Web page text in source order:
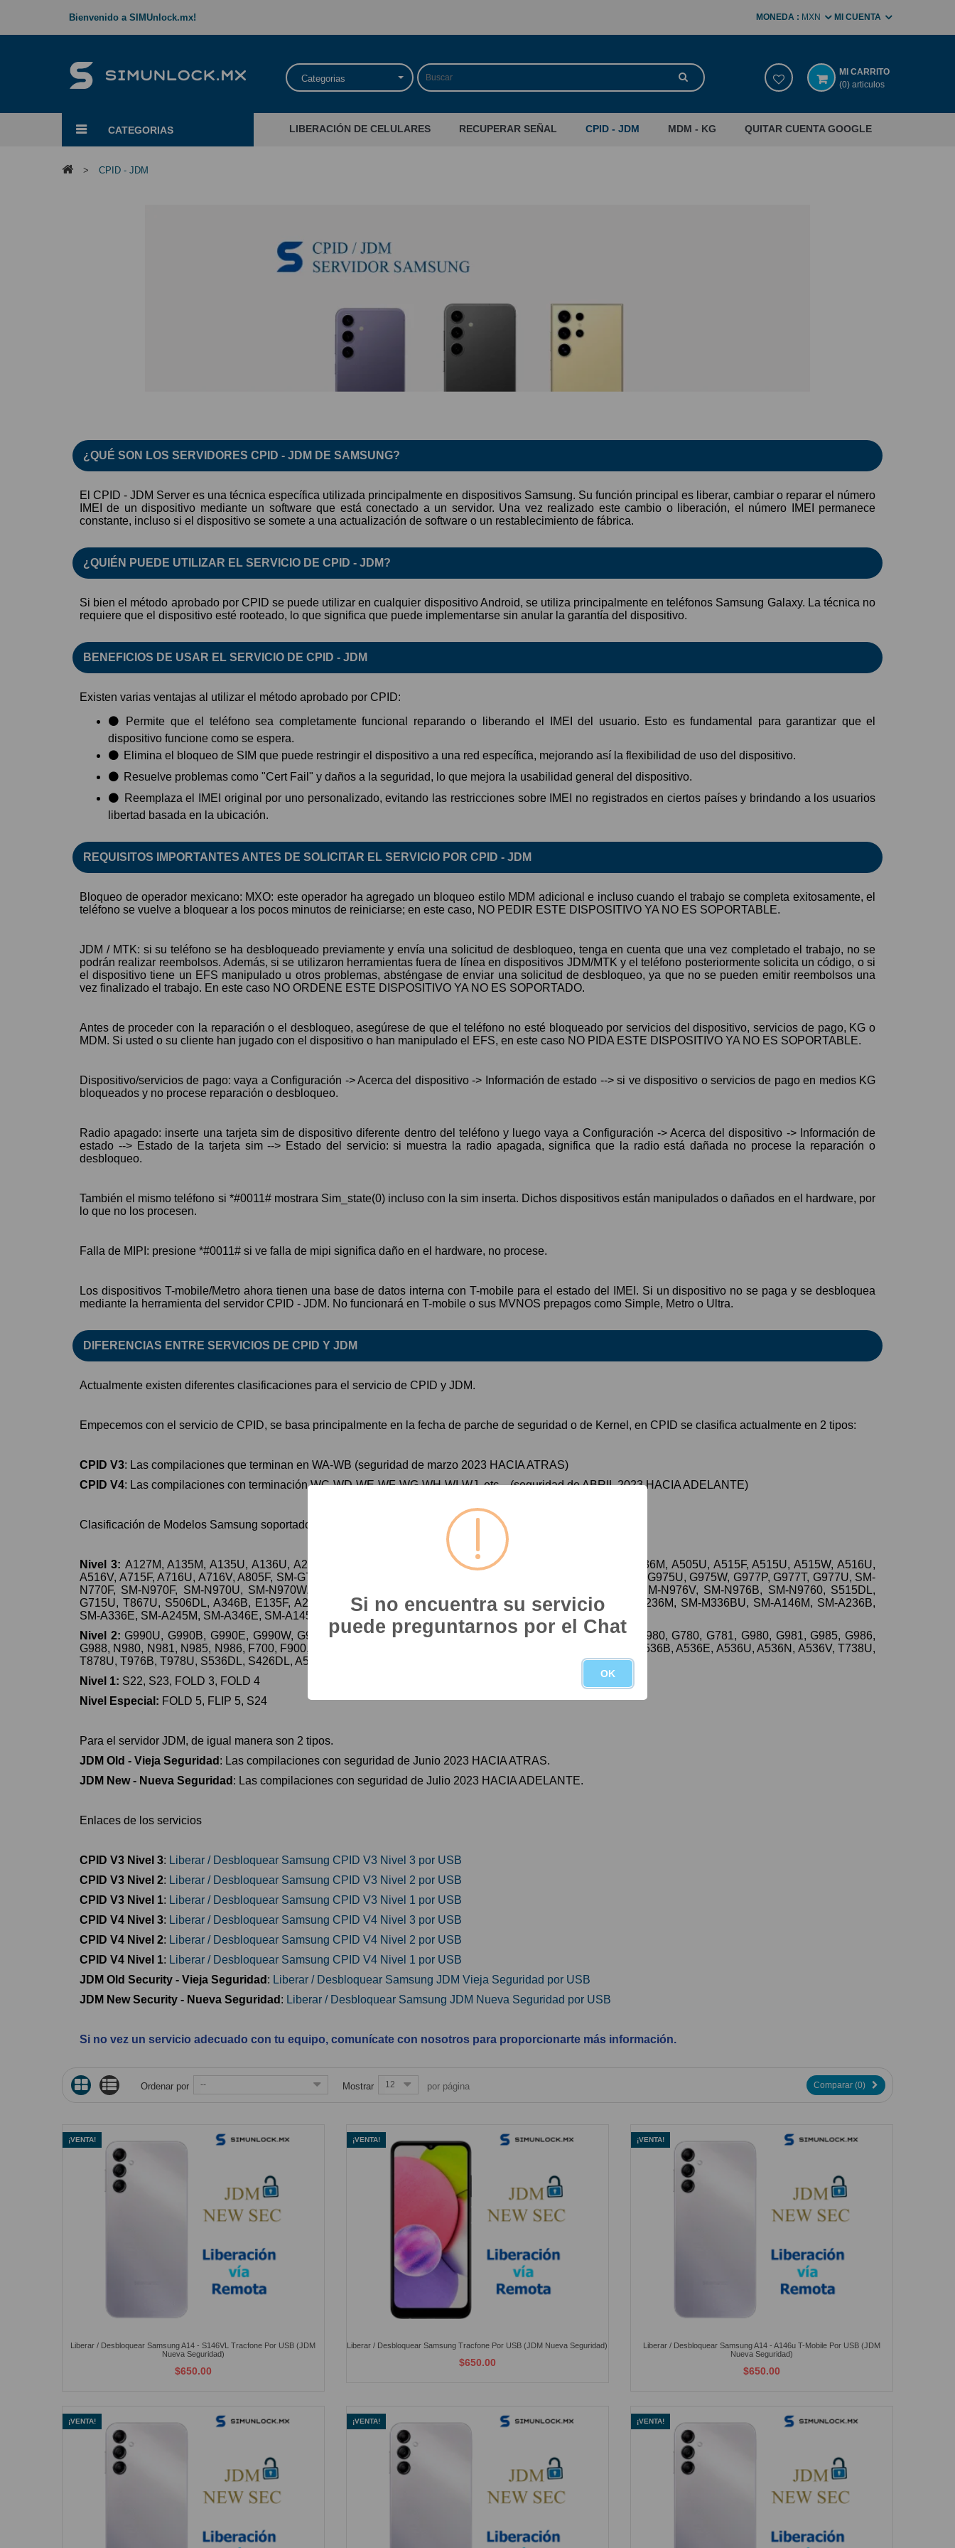
Bienvenido a SIMUnlock.mx! MI CUENTA
MONEDA : MXN
Categorias
MI CARRITO
(0) articulos
CATEGORIAS LIBERACIÓN DE CELULARES RECUPERAR SEÑAL CPID - JDM MDM - KG QUITAR CUENTA GOOGLE
> CPID - JDM
¿QUÉ SON LOS SERVIDORES CPID - JDM DE SAMSUNG?
El CPID - JDM Server es una técnica específica utilizada principalmente en dispositivos Samsung. Su función principal es liberar, cambiar o reparar el número
IMEI de un dispositivo mediante un software que está conectado a un servidor. Una vez realizado este cambio o liberación, el número IMEI permanece
constante, incluso si el dispositivo se somete a una actualización de software o un restablecimiento de fábrica.
¿QUIÉN PUEDE UTILIZAR EL SERVICIO DE CPID - JDM?
Si bien el método aprobado por CPID se puede utilizar en cualquier dispositivo Android, se utiliza principalmente en teléfonos Samsung Galaxy. La técnica no
requiere que el dispositivo esté rooteado, lo que significa que puede implementarse sin anular la garantía del dispositivo.
BENEFICIOS DE USAR EL SERVICIO DE CPID - JDM
Existen varias ventajas al utilizar el método aprobado por CPID:
Permite que el teléfono sea completamente funcional reparando o liberando el IMEI del usuario. Esto es fundamental para garantizar que el
dispositivo funcione como se espera.
Elimina el bloqueo de SIM que puede restringir el dispositivo a una red específica, mejorando así la flexibilidad de uso del dispositivo.
Resuelve problemas como "Cert Fail" y daños a la seguridad, lo que mejora la usabilidad general del dispositivo.
Reemplaza el IMEI original por uno personalizado, evitando las restricciones sobre IMEI no registrados en ciertos países y brindando a los usuarios
libertad basada en la ubicación.
REQUISITOS IMPORTANTES ANTES DE SOLICITAR EL SERVICIO POR CPID - JDM
Bloqueo de operador mexicano: MXO: este operador ha agregado un bloqueo estilo MDM adicional e incluso cuando el trabajo se completa exitosamente, el
teléfono se vuelve a bloquear a los pocos minutos de reiniciarse; en este caso, NO PEDIR ESTE DISPOSITIVO YA NO ES SOPORTABLE.
JDM / MTK: si su teléfono se ha desbloqueado previamente y envía una solicitud de desbloqueo, tenga en cuenta que una vez completado el trabajo, no se
podrán realizar reembolsos. Además, si se utilizaron herramientas fuera de línea en dispositivos JDM/MTK y el teléfono posteriormente solicita un código, o si
el dispositivo tiene un EFS manipulado u otros problemas, absténgase de enviar una solicitud de desbloqueo, ya que no se pueden emitir reembolsos una
vez finalizado el trabajo. En este caso NO ORDENE ESTE DISPOSITIVO YA NO ES SOPORTADO.
Antes de proceder con la reparación o el desbloqueo, asegúrese de que el teléfono no esté bloqueado por servicios del dispositivo, servicios de pago, KG o
MDM. Si usted o su cliente han jugado con el dispositivo o han manipulado el EFS, en este caso NO PIDA ESTE DISPOSITIVO YA NO ES SOPORTABLE.
Dispositivo/servicios de pago: vaya a Configuración -> Acerca del dispositivo -> Información de estado --> si ve dispositivo o servicios de pago en medios KG
bloqueados y no procese reparación o desbloqueo.
Radio apagado: inserte una tarjeta sim de dispositivo diferente dentro del teléfono y luego vaya a Configuración -> Acerca del dispositivo -> Información de
estado --> Estado de la tarjeta sim --> Estado del servicio: si muestra la radio apagada, significa que la radio está dañada no procese la reparación o
desbloqueo.
También el mismo teléfono si *#0011# mostrara Sim_state(0) incluso con la sim inserta. Dichos dispositivos están manipulados o dañados en el hardware, por
lo que no los procesen.
Falla de MIPI: presione *#0011# si ve falla de mipi significa daño en el hardware, no procese.
Los dispositivos T-mobile/Metro ahora tienen una base de datos interna con T-mobile para el estado del IMEI. Si un dispositivo no se paga y se desbloquea
mediante la herramienta del servidor CPID - JDM. No funcionará en T-mobile o sus MVNOS prepagos como Simple, Metro o Ultra.
DIFERENCIAS ENTRE SERVICIOS DE CPID Y JDM
Actualmente existen diferentes clasificaciones para el servicio de CPID y JDM.
Empecemos con el servicio de CPID, se basa principalmente en la fecha de parche de seguridad o de Kernel, en CPID se clasifica actualmente en 2 tipos:
CPID V3: Las compilaciones que terminan en WA-WB (seguridad de marzo 2023 HACIA ATRAS)
CPID V4: Las compilaciones con terminación WC-WD-WE-WF-WG-WH-WI-WJ, etc... (seguridad de ABRIL 2023 HACIA ADELANTE)
Clasificación de Modelos Samsung soportados por CPID:
Nivel 3: A127M, A135M, A135U, A136U, A235M, A236U, A217M, A225M, A325M, A326U, A336B, A336E, A336M, A505U, A515F, A515U, A515W, A516U,
A516V, A715F, A716U, A716V, A805F, SM-G770F, SM-G970F, G970U, G970W, G973F, G973U, G973W, G975F, G975U, G975W, G977P, G977T, G977U, SM-
N770F, SM-N970F, SM-N970U, SM-N970W, SM- N975F, SM-N975U, SM-N975W, SM-N9750, SM-N976U, SM-N976V, SM-N976B, SM-N9760, S515DL,
G715U, T867U, S506DL, A346B, E135F, A225M, A137F, A047M, SM-M135FU, SM-A826S, SM-A346M, SM-A236M, SM-M336BU, SM-A146M, SM-A236B,
SM-A336E, SM-A245M, SM-A346E, SM-A145F
Nivel 2: G990U, G990B, G990E, G990W, G991, G996, G998, G9980, F707, F916, A725F, A725M, A736B, G9980, G780, G781, G980, G981, G985, G986,
G988, N980, N981, N985, N986, F700, F900, A426U, A525F, A525M, A526B, A526D, A526U, A526W, A528B, A536B, A536E, A536U, A536N, A536V, T738U,
T878U, T976B, T978U, S536DL, S426DL, A546B, A546U, A546V, G736U, A546E, X706B
Nivel 1: S22, S23, FOLD 3, FOLD 4
Nivel Especial: FOLD 5, FLIP 5, S24
Para el servidor JDM, de igual manera son 2 tipos.
JDM Old - Vieja Seguridad : Las compilaciones con seguridad de Junio 2023 HACIA ATRAS.
JDM New - Nueva Seguridad : Las compilaciones con seguridad de Julio 2023 HACIA ADELANTE.
Enlaces de los servicios
CPID V3 Nivel 3: Liberar / Desbloquear Samsung CPID V3 Nivel 3 por USB
CPID V3 Nivel 2: Liberar / Desbloquear Samsung CPID V3 Nivel 2 por USB
CPID V3 Nivel 1: Liberar / Desbloquear Samsung CPID V3 Nivel 1 por USB
CPID V4 Nivel 3: Liberar / Desbloquear Samsung CPID V4 Nivel 3 por USB
CPID V4 Nivel 2: Liberar / Desbloquear Samsung CPID V4 Nivel 2 por USB
CPID V4 Nivel 1: Liberar / Desbloquear Samsung CPID V4 Nivel 1 por USB
JDM Old Security - Vieja Seguridad : Liberar / Desbloquear Samsung JDM Vieja Seguridad por USB
JDM New Security - Nueva Seguridad : Liberar / Desbloquear Samsung JDM Nueva Seguridad por USB
Si no vez un servicio adecuado con tu equipo, comunícate con nosotros para proporcionarte más información.
Comparar (0)
Ordenar por -- Mostrar 12 por página
¡VENTA!
Liberar / Desbloquear Samsung A14 - S146VL Tracfone Por USB (JDM
Nueva Seguridad)
$650.00
¡VENTA!
Liberar / Desbloquear Samsung Tracfone Por USB (JDM Nueva Seguridad)
$650.00
¡VENTA!
Liberar / Desbloquear Samsung A14 - A146u T-Mobile Por USB (JDM
Nueva Seguridad)
$650.00
¡VENTA! ¡VENTA! ¡VENTA!
Si no encuentra su servicio
puede preguntarnos por el Chat
OK